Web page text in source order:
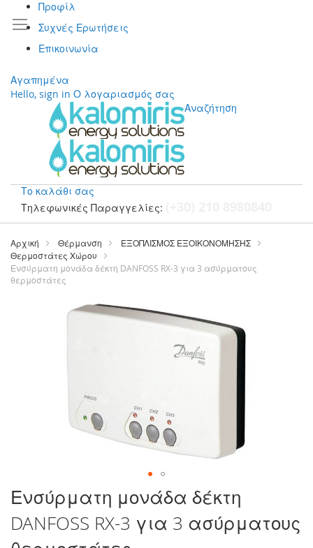
Προφίλ
Συχνές Ερωτήσεις
Επικοινωνία
Αγαπημένα
Hello, sign in Ο λογαριασμός σας
Αναζήτηση
Το καλάθι σας
Τηλεφωνικές Παραγγελίες:
Μετάβαση
περιεχόμενο
Αρχική Θέρμανση
ΕΞΟΠΛΙΣΜΟΣ ΕΞΟΙΚΟΝΟΜΗΣΗΣ
Θερμοστάτες Χώρου
Ενσύρματη μονάδα δέκτη DANFOSS RX-3 για 3 ασύρματους
θερμοστάτες
Μετάβαση
στην
αρχή
της
Ενσύρματη μονάδα δέκτη
DANFOSS RX-3 για 3 ασύρματους